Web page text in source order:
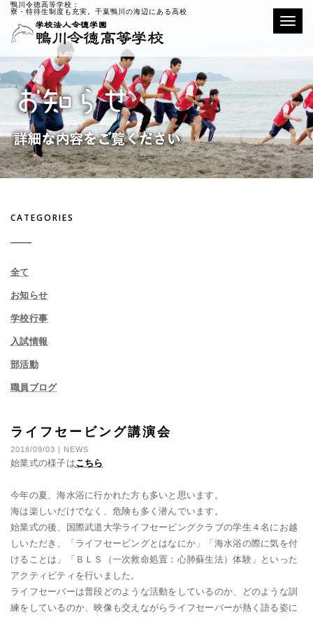
鴨川令徳高等学校：
寮・特待生制度も充実。千葉鴨川の海辺にある高校
CATEGORIES
全て
お知らせ
学校行事
入試情報
部活動
職員ブログ
ライフセービング講演会
2018/09/03 | NEWS
始業式の様子はこちら
今年の夏、海水浴に行かれた方も多いと思います。
海は楽しいだけでなく、危険も多く潜んでいます。
始業式の後、国際武道大学ライフセービングクラブの学生４名にお越
しいただき、「ライフセービングとはなにか」「海水浴の際に気を付
けることは」「ＢＬＳ（一次救命処置：心肺蘇生法）体験」といった
アクティビティを行いました。
ライフセーバーは普段どのような活動をしているのか、どのような訓
練をしているのか、映像も交えながらライフセーバーが熱く語る姿に